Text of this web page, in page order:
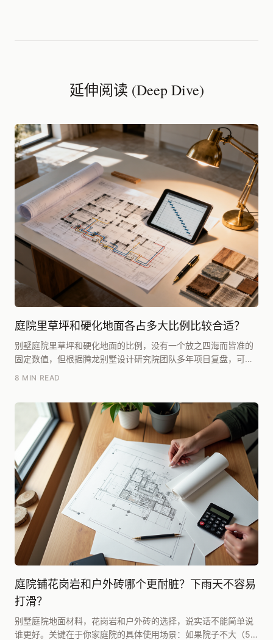
延伸阅读 (Deep Dive)
庭院里草坪和硬化地面各占多大比例比较合适？
别墅庭院里草坪和硬化地面的比例，没有一个放之四海而皆准的
固定数值，但根据腾龙别墅设计研究院团队多年项目复盘，可以
8 MIN READ
庭院铺花岗岩和户外砖哪个更耐脏？下雨天不容易
打滑？
别墅庭院地面材料，花岗岩和户外砖的选择，说实话不能简单说
谁更好。关键在于你家庭院的具体使用场景：如果院子不大（50